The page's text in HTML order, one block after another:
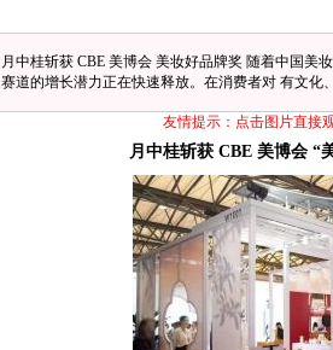
月中桂斩获 CBE 美博会 美妆好品牌奖 随着中国美
赛道的增长潜力正在快速释放。在消费者对 有文化
友情提示：点击图片直接
月中桂斩获 CBE 美博会 “美